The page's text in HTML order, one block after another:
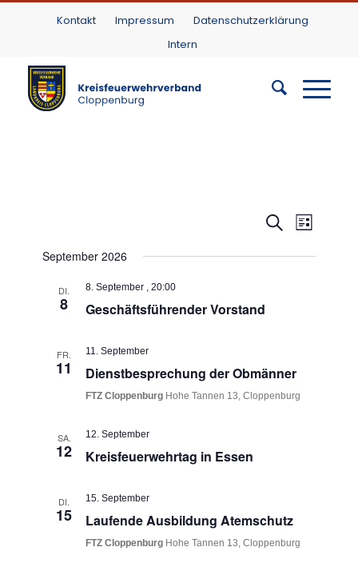
Kontakt Impressum
Datenschutzerklärung
Intern
Suche
Liste
September 2026
DI.
8
8. September , 20:00
Geschäftsführender Vorstand
FR.
11
11. September
Dienstbesprechung der Obmänner
FTZ Cloppenburg Hohe Tannen 13, Cloppenburg
SA.
12
12. September
Kreisfeuerwehrtag in Essen
DI.
15
15. September
Laufende Ausbildung Atemschutz
FTZ Cloppenburg Hohe Tannen 13, Cloppenburg